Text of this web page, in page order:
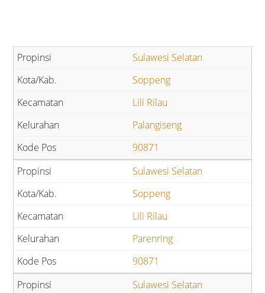
Sulawesi Selatan
Soppeng
Lili Rilau
Palangiseng
90871
Sulawesi Selatan
Soppeng
Lili Rilau
Parenring
90871
Sulawesi Selatan